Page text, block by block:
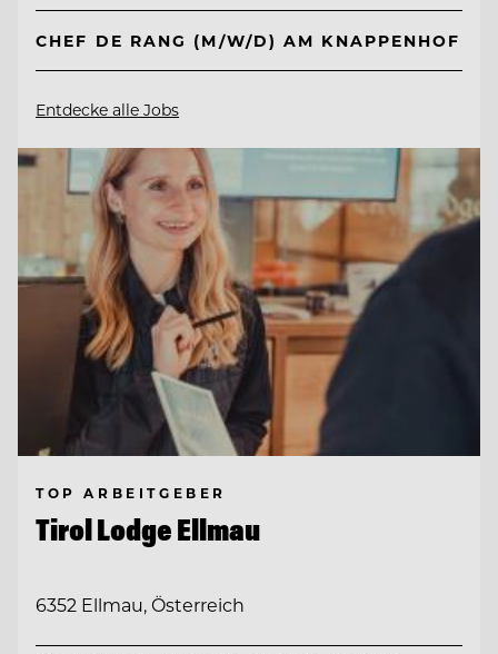
CHEF DE RANG (M/W/D) AM KNAPPENHOF
Entdecke alle Jobs
TOP ARBEITGEBER
Tirol Lodge Ellmau
6352 Ellmau, Österreich